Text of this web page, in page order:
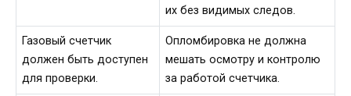
их без видимых следов.
Газовый счетчик
должен быть доступен
для проверки.
Опломбировка не должна
мешать осмотру и контролю
за работой счетчика.